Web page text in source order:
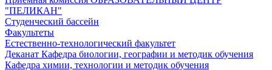
"ПЕЛИКАН"
Студенческий бассейн
Факультеты
Естественно-технологический факультет
Деканат Кафедра биологии, географии и методик обучения
Кафедра химии, технологии и методик обучения